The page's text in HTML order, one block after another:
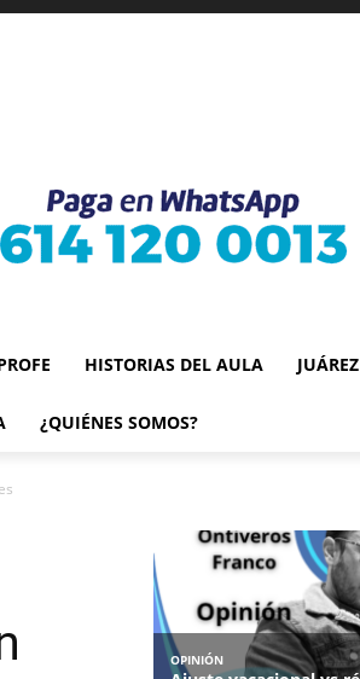
HISTORIAS DEL AULA JUÁREZ
¿QUIÉNES SOMOS?